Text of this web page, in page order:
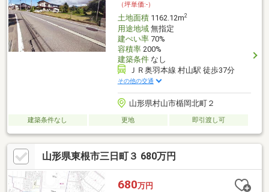
（坪単価:-）
土地面積1162.12m2
用途地域無指定
建ぺい率70%
容積率200%
建築条件なし
ＪＲ奥羽本線 村山駅 徒歩37分
その他の交通
山形県村山市楯岡北町２
建築条件なし 更地 即引渡し可
山形県東根市三日町３ 680万円
680万円